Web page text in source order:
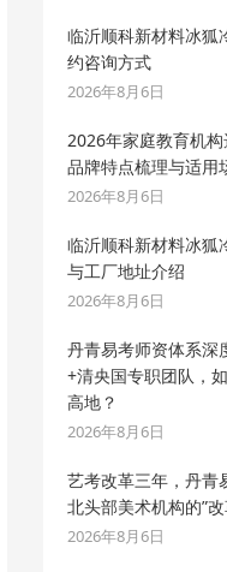
临沂顺科新材料冰狐
约咨询方式
2026年8月6日
2026年家庭教育机
品牌特点梳理与适用
2026年8月6日
临沂顺科新材料冰狐
与工厂地址介绍
2026年8月6日
丹青易考师资体系深
+清央国专职团队，
高地？
2026年8月6日
艺考改革三年，丹青
北头部美术机构的”
2026年8月6日